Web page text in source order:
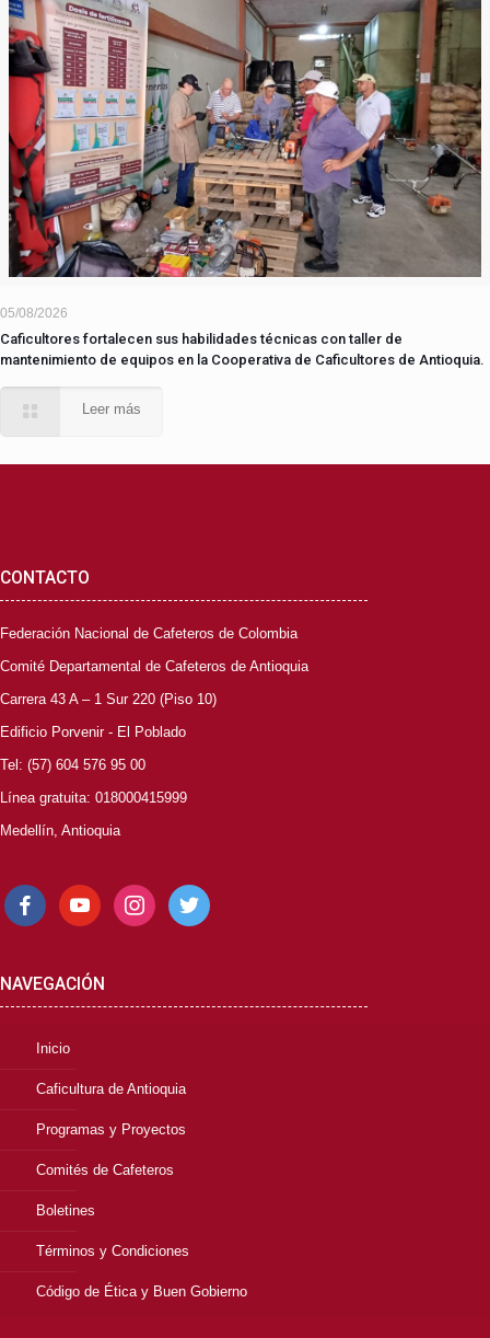
05/08/2026
Caficultores fortalecen sus habilidades técnicas con taller de
mantenimiento de equipos en la Cooperativa de Caficultores de Antioquia.
Leer más
CONTACTO
Federación Nacional de Cafeteros de Colombia
Comité Departamental de Cafeteros de Antioquia
Carrera 43 A – 1 Sur 220 (Piso 10)
Edificio Porvenir - El Poblado
Tel: (57) 604 576 95 00
Línea gratuita: 018000415999
Medellín, Antioquia
facebookyoutube instagramtwitter
NAVEGACIÓN
Inicio
Caficultura de Antioquia
Programas y Proyectos
Comités de Cafeteros
Boletines
Términos y Condiciones
Código de Ética y Buen Gobierno